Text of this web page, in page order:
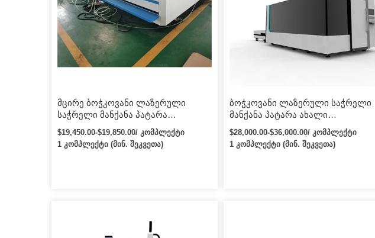
თვიანი გარანტია, ჩვენ მოგაწვდით
სახარჯო ნაწილებს სააგენტოს ფასად,
როცა ჩანაცვლება იქნება საჭირო.
მცირე ბოჭკოვანი ლაზერული
საჭრელი მანქანა პატარა
ლაზერული ლითონის საჭრელი
1390 მცირე ბოჭკოვანი ლითონის
ლაზერული საჭრელი მანქანა 500w
$19,450.00-$19,850.00/ კომპლექტი
1 კომპლექტი (მინ. შეკვეთა)
ბოჭკოვანი ლაზერული საჭრელი
მანქანა პატარა ახალი
ეკოლოგიურად სუფთა ბოჭკოვანი
ლაზერული საჭრელი მანქანა
მცირე კვალით
$28,000.00-$36,000.00/ კომპლექტი
1 კომპლექტი (მინ. შეკვეთა)